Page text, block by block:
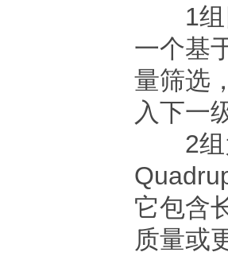
1组四
一个基
量筛选
入下一
2组为
它包含
质量或